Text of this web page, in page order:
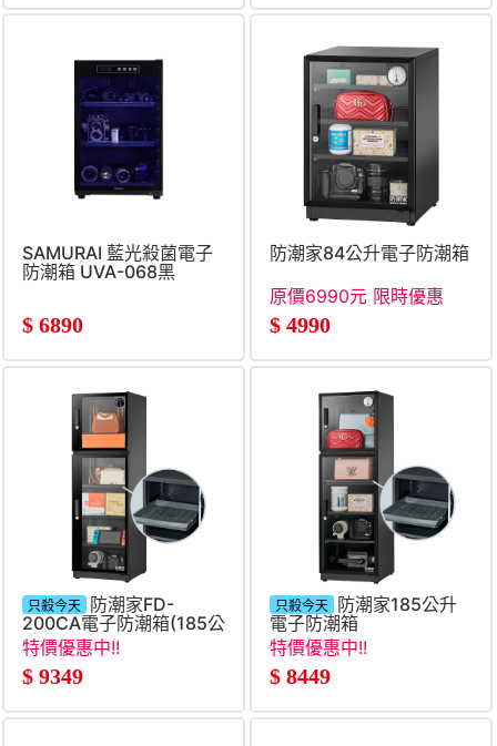
SAMURAI 藍光殺菌電子
防潮箱 UVA-068黑
$ 6890
防潮家84公升電子防潮箱
原價6990元 限時優惠
$ 4990
只殺今天
防潮家FD-
200CA電子防潮箱(185公
升)
特價優惠中!!
$ 9349
只殺今天
防潮家185公升
電子防潮箱
特價優惠中!!
$ 8449